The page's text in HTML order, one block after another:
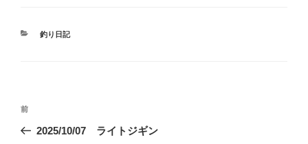
カ
釣り日記
投
前
の
前
2025/10/07 ライトジギン